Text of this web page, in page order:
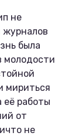
не
журналов
была
молодости
мириться
её работы
от
не